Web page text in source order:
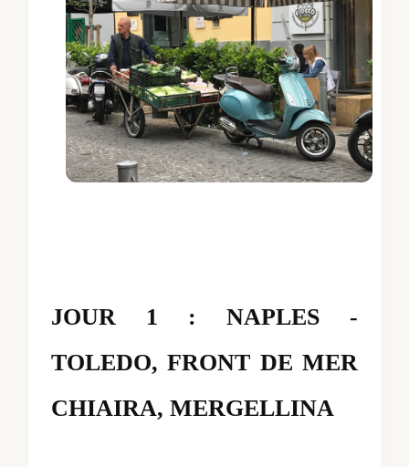
JOUR 1 : NAPLES -
TOLEDO, FRONT DE MER
CHIAIRA, MERGELLINA